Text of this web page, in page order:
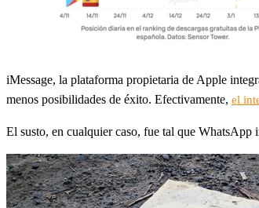
iMessage, la plataforma propietaria de Apple
menos posibilidades de éxito. Efectivamente, el
El susto, en cualquier caso, fue tal que WhatsApp